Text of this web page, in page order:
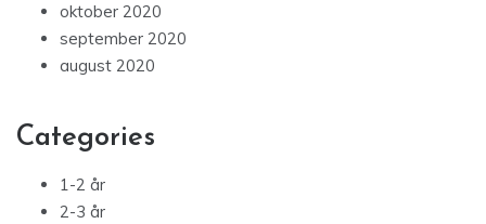
oktober 2020
september 2020
august 2020
Categories
1-2 år
2-3 år